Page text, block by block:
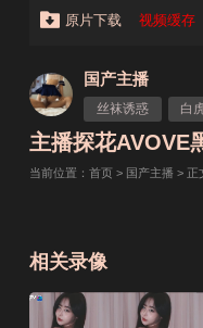
原片下载 视频缓存
国产主播
丝袜诱惑 白
主播探花AVOVE
当前位置： 首页 > 国产主播 > 正
相关录像